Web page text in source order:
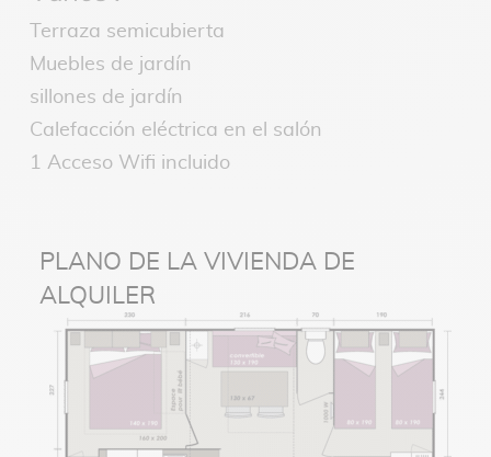
Terraza semicubierta
Muebles de jardín
sillones de jardín
Calefacción eléctrica en el salón
1 Acceso Wifi incluido
PLANO DE LA VIVIENDA DE
ALQUILER